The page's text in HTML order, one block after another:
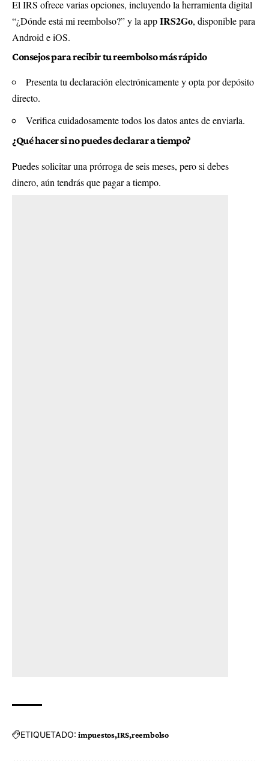
El IRS ofrece varias opciones, incluyendo la herramienta digital
“¿Dónde está mi reembolso?” y la appIRS2Go, disponible para
Android e iOS.
Consejos para recibir tu reembolso más rápido
Presenta tu declaración electrónicamente y opta por depósito
directo.
Verifica cuidadosamente todos los datos antes de enviarla.
¿Qué hacer si no puedes declarar a tiempo?
Puedes solicitar una prórroga de seis meses, pero si debes
dinero, aún tendrás que pagar a tiempo.
ETIQUETADO: impuestos IRS reembolso